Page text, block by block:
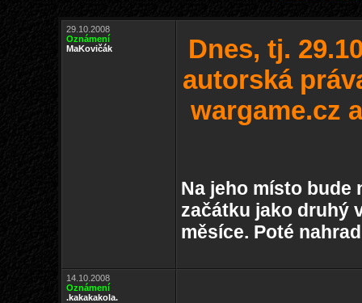
29.10.2008
Oznámení
MaKovičák
Dnes, tj.
autorská
wargame.cz
Na jeho místo bude
začátku jako druhý
měsíce. Poté
14.10.2008
Oznámení
.kakakakola.